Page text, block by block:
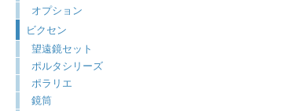
オプション
ビクセン
望遠鏡セット
ポルタシリーズ
ポラリエ
鏡筒